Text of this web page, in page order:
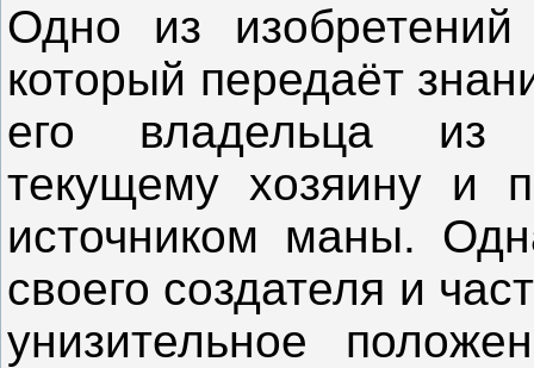
Одно из
который передаёт
его владельца из
текущему хозяину и
источником маны.
своего создателя и
унизительное